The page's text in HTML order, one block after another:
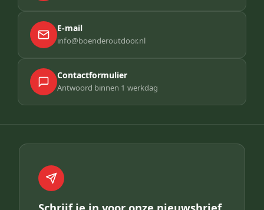
E-mail
info@boenderoutdoor.nl
Contactformulier
Antwoord binnen 1 werkdag